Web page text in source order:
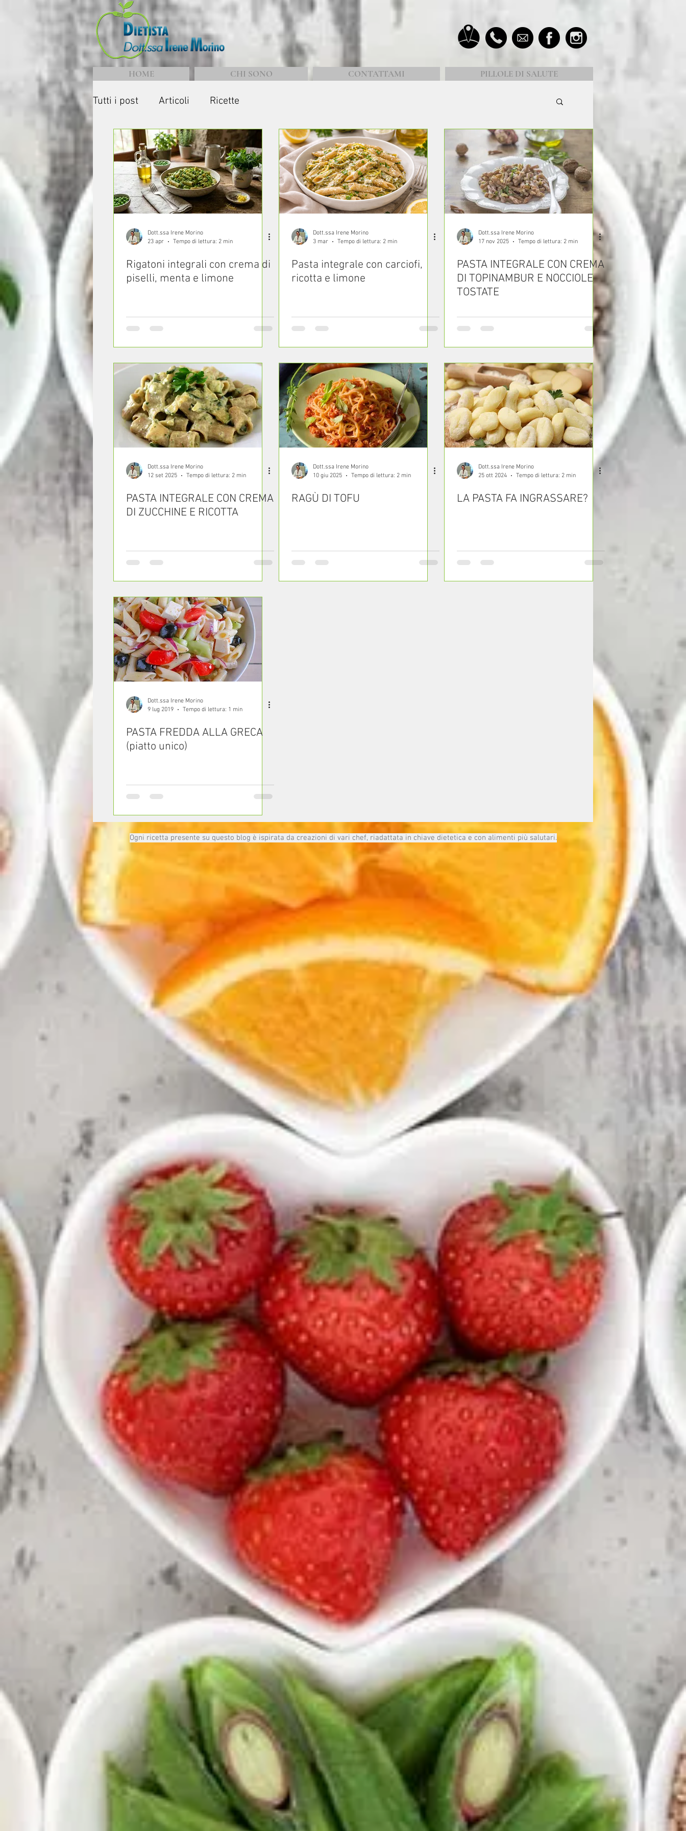
HOME CHI SONO CONTATTAMI PILLOLE DI SALUTE
Tutti i post Articoli Ricette
Dott.ssa Irene Morino
23 apr
Tempo di lettura: 2 min
Rigatoni integrali con crema di
piselli, menta e limone
Dott.ssa Irene Morino
3 mar
Tempo di lettura: 2 min
Pasta integrale con carciofi,
ricotta e limone
Dott.ssa Irene Morino
17 nov 2025
Tempo di lettura: 2 min
PASTA INTEGRALE CON CREMA
DI TOPINAMBUR E NOCCIOLE
TOSTATE
Dott.ssa Irene Morino
12 set 2025
Tempo di lettura: 2 min
PASTA INTEGRALE CON CREMA
DI ZUCCHINE E RICOTTA
Dott.ssa Irene Morino
10 giu 2025
Tempo di lettura: 2 min
RAGÙ DI TOFU
Dott.ssa Irene Morino
25 ott 2024
Tempo di lettura: 2 min
LA PASTA FA INGRASSARE?
Dott.ssa Irene Morino
9 lug 2019
Tempo di lettura: 1 min
PASTA FREDDA ALLA GRECA
(piatto unico)
Ogni ricetta presente su questo blog è ispirata da creazioni di vari chef, riadattata in chiave dietetica e con alimenti più salutari.